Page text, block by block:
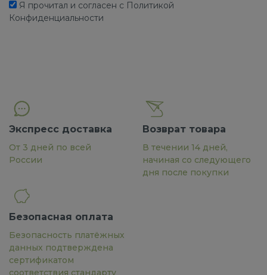
Я прочитал и согласен с Политикой
Конфиденциальности
Экспресс доставка
От 3 дней по всей
России
Возврат товара
В течении 14 дней,
начиная со следующего
дня после покупки
Безопасная оплата
Безопасность платёжных
данных подтверждена
сертификатом